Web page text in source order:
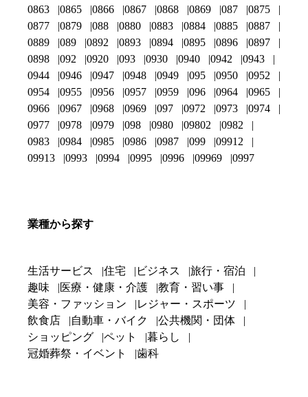
0863
0865 0866 0867 0868 0869 087
0875
0877
0879 088 0880 0883 0884 0885
0887
0889
089 0892 0893 0894 0895 0896
0897
0898
092 0920 093 0930 0940 0942
0943
0944
0946 0947 0948 0949 095 0950
0952
0954
0955 0956 0957 0959 096 0964
0965
0966
0967 0968 0969 097 0972 0973
0974
0977
0978 0979 098 0980 09802
0982
0983
0984 0985 0986 0987 099
09912
09913
0993 0994 0995 0996 09969 0997
業種から探す
生活サービス 住宅 ビジネス
旅行・宿泊
趣味
医療・健康・介護
教育・習い事
美容・ファッション
レジャー・スポーツ
飲食店
自動車・バイク
公共機関・団体
ショッピング
ペット
暮らし
冠婚葬祭・イベント
歯科